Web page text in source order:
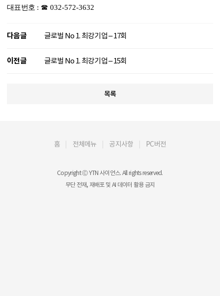
대표번호 : ☎ 032-572-3632
다음글 글로벌 No 1. 최강기업 – 17회
이전글 글로벌 No 1. 최강기업 – 15회
목록
홈 전체메뉴 공지사항 PC버전
Copyright Ⓒ YTN 사이언스. All rights reserved.
무단 전재, 재배포 및 AI 데이터 활용 금지